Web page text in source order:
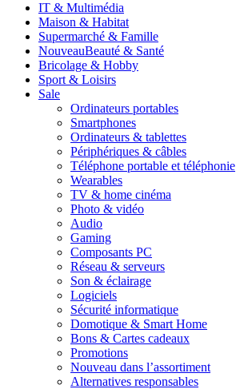
IT & Multimédia
Maison & Habitat
Supermarché & Famille
NouveauBeauté & Santé
Bricolage & Hobby
Sport & Loisirs
Sale
Ordinateurs portables
Smartphones
Ordinateurs & tablettes
Périphériques & câbles
Téléphone portable et téléphonie
Wearables
TV & home cinéma
Photo & vidéo
Audio
Gaming
Composants PC
Réseau & serveurs
Son & éclairage
Logiciels
Sécurité informatique
Domotique & Smart Home
Bons & Cartes cadeaux
Promotions
Nouveau dans l’assortiment
Alternatives responsables